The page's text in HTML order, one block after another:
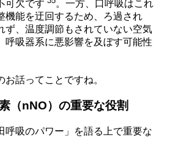
可欠です
。一方、口呼吸はこれ
機能を迂回するため、ろ過され
ず、温度調節もされていない空気
呼吸器系に悪影響を及ぼす可能性
お話ってことですね。
（nNO）の重要な役割
呼吸のパワー」を語る上で重要な